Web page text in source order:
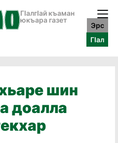
ГӀалгӀай къаман
юкъара газет
Эрс
ГӀал
шин
доалла